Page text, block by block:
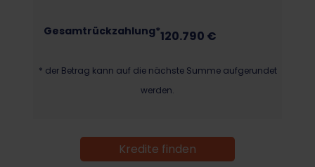
Gesamtrückzahlung*120.790 €
* der Betrag kann auf die nächste Summe aufgerundet
werden.
Kredite finden